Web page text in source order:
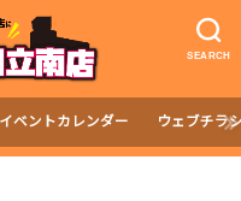
SEARCH
イベントカレンダー ウェブチラ